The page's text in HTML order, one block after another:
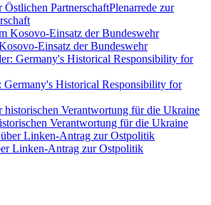
Plenarrede zur
Einsatz der Bundeswehr
Germany's Historical Responsibility for
Verantwortung für die Ukraine
Linken-Antrag zur Ostpolitik